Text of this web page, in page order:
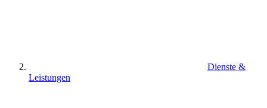
Dienste &
Leistungen